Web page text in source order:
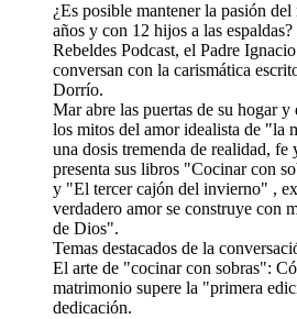
¿Es posible mantener la pasión
años y con 12 hijos a las
Rebeldes Podcast, el Padre
conversan con la carismática
Dorrío.
Mar abre las puertas de su hogar y
los mitos del amor idealista de "la
una dosis tremenda de realidad,
presenta sus libros "Cocinar con
y "El tercer cajón del invierno" ,
verdadero amor se construye con
de Dios".
Temas destacados de la
El arte de "cocinar con sobras":
matrimonio supere la "primera
dedicación.